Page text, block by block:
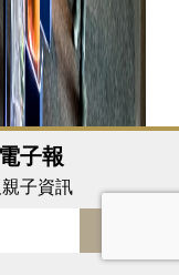
電子報
子資訊